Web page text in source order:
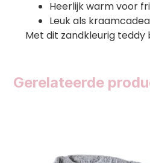
Heerlijk warm voor
Leuk als
Met dit zandkleurig
Gerelateerde